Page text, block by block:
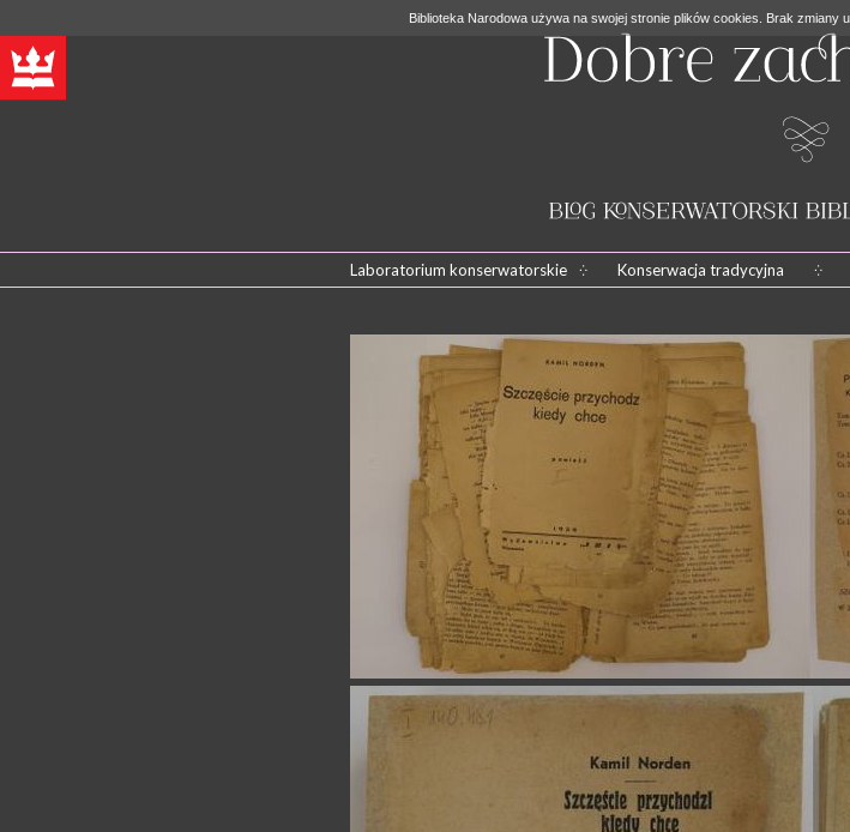
Biblioteka Narodowa używa na swojej stronie plików cookies. Brak zmiany
Laboratorium konserwatorskie Konserwacja tradycyjna